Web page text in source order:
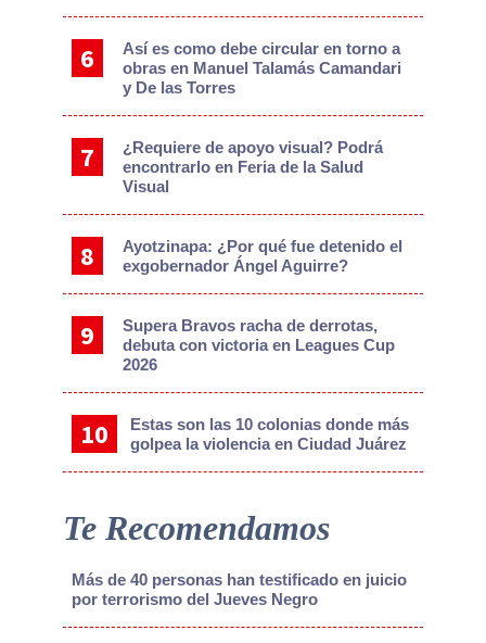
Así es como debe circular en torno a
obras en Manuel Talamás Camandari
y De las Torres
¿Requiere de apoyo visual? Podrá
encontrarlo en Feria de la Salud
Visual
Ayotzinapa: ¿Por qué fue detenido el
exgobernador Ángel Aguirre?
Supera Bravos racha de derrotas,
debuta con victoria en Leagues Cup
2026
Estas son las 10 colonias donde más
golpea la violencia en Ciudad Juárez
Te Recomendamos
Más de 40 personas han testificado en juicio
por terrorismo del Jueves Negro